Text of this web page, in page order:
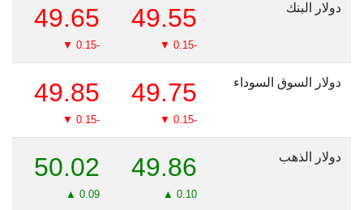
دولار البنك 49.55
-0.15 ▼
49.65
-0.15 ▼
دولار السوق السوداء 49.75
-0.15 ▼
49.85
-0.15 ▼
دولار الذهب 49.86
0.10 ▲
50.02
0.09 ▲